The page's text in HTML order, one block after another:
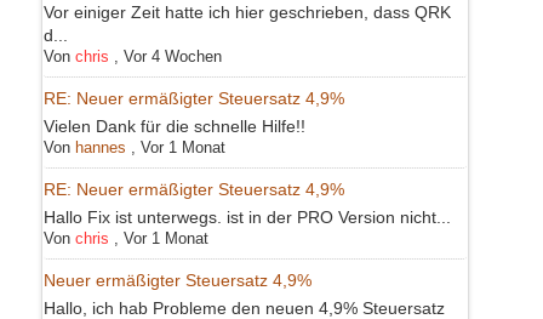
Vor einiger Zeit hatte ich hier geschrieben, dass QRK
d...
Von chris Vor 4 Wochen
RE: Neuer ermäßigter Steuersatz 4,9%
Vielen Dank für die schnelle Hilfe!!
Von hannes Vor 1 Monat
RE: Neuer ermäßigter Steuersatz 4,9%
Hallo Fix ist unterwegs. ist in der PRO Version nicht...
Von chris Vor 1 Monat
Neuer ermäßigter Steuersatz 4,9%
Hallo, ich hab Probleme den neuen 4,9% Steuersatz